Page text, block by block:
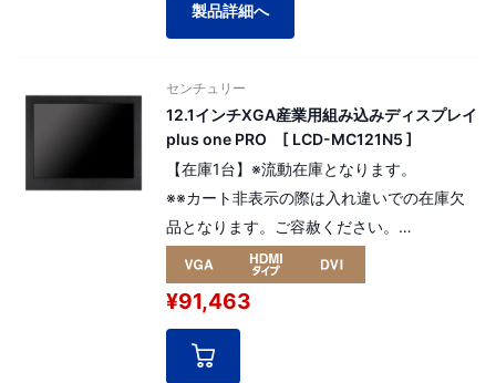
製品詳細へ
センチュリー
12.1インチXGA産業用組み込みディスプレイ
plus one PRO [ LCD-MC121N5 ]
【在庫1台】※流動在庫となります。
※※カート非表示の際は入れ違いでの在庫欠
品となります。ご容赦ください。
高寿命液晶パネルを採用した産業用組み込み
モデルの12.1インチplus one PRO。 解像
度：XGA 1024 x 768pixel （4:3）。
[ パネル番号：13748 ]
¥91,463